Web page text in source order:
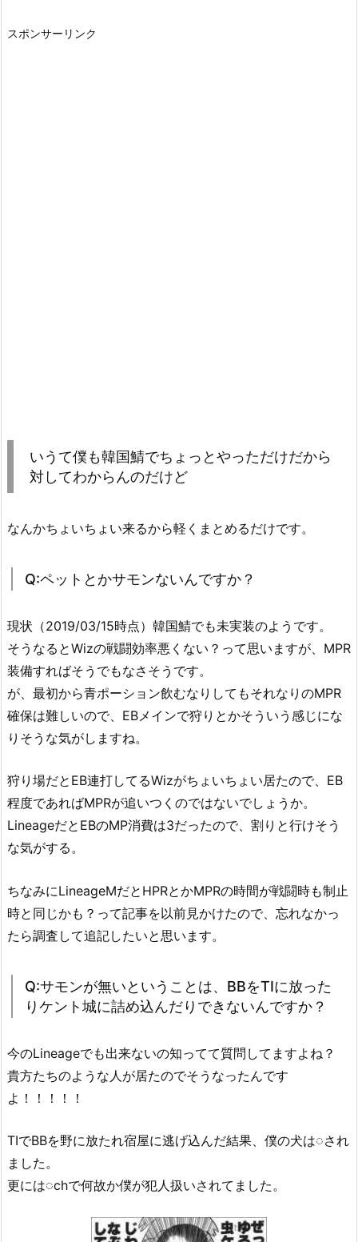
スポンサーリンク
いうて僕も韓国鯖でちょっとやっただけだから
対してわからんのだけど
なんかちょいちょい来るから軽くまとめるだけです。
Q:ペットとかサモンないんですか？
現状（2019/03/15時点）韓国鯖でも未実装のようです。
そうなるとWizの戦闘効率悪くない？って思いますが、MPR
装備すればそうでもなさそうです。
が、最初から青ポーション飲むなりしてもそれなりのMPR
確保は難しいので、EBメインで狩りとかそういう感じにな
りそうな気がしますね。
狩り場だとEB連打してるWizがちょいちょい居たので、EB
程度であればMPRが追いつくのではないでしょうか。
LineageだとEBのMP消費は3だったので、割りと行けそう
な気がする。
ちなみにLineageMだとHPRとかMPRの時間が戦闘時も制止
時と同じかも？って記事を以前見かけたので、忘れなかっ
たら調査して追記したいと思います。
Q:サモンが無いということは、BBをTIに放った
りケント城に詰め込んだりできないんですか？
今のLineageでも出来ないの知ってて質問してますよね？
貴方たちのような人が居たのでそうなったんです
よ！！！！！
TIでBBを野に放たれ宿屋に逃げ込んだ結果、僕の犬は◌され
ました。
更には◌chで何故か僕が犯人扱いされてました。